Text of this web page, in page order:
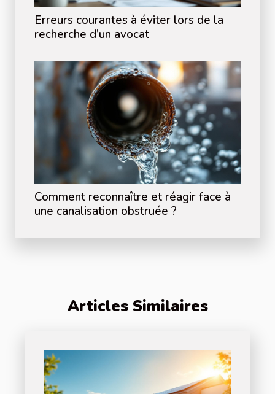
Erreurs courantes à éviter lors de la
recherche d’un avocat
Comment reconnaître et réagir face à
une canalisation obstruée ?
Articles Similaires